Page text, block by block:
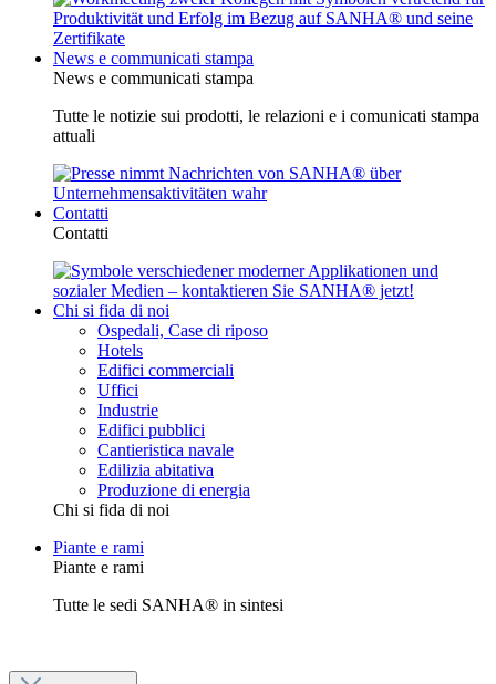
News e communicati stampa
News e communicati stampa
Tutte le notizie sui prodotti, le relazioni e i comunicati stampa
attuali
Contatti
Contatti
Chi si fida di noi
Ospedali, Case di riposo
Hotels
Edifici commerciali
Uffici
Industrie
Edifici pubblici
Cantieristica navale
Edilizia abitativa
Produzione di energia
Chi si fida di noi
Piante e rami
Piante e rami
Tutte le sedi SANHA® in sintesi